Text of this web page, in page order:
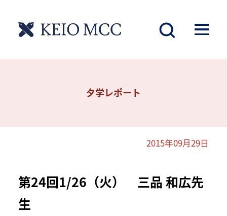
夕学レポート
2015年09月29日
第24回1/26（火） 三品 和広先
生